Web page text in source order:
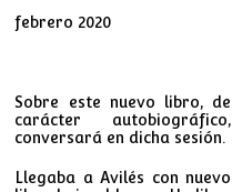
febrero 2020
Sobre este nuevo libro, de
carácter autobiográfico,
conversará en dicha sesión.
Llegaba a Avilés con nuevo